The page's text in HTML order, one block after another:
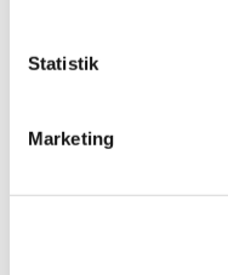
Statistik
Marketing
I Valby Søndre